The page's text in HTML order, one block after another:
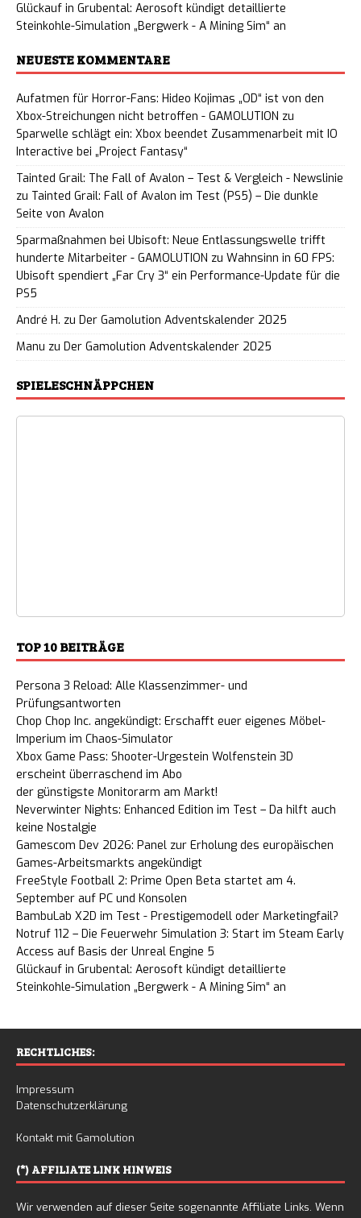
Glückauf in Grubental: Aerosoft kündigt detaillierte
Steinkohle-Simulation „Bergwerk - A Mining Sim“ an
NEUESTE KOMMENTARE
Aufatmen für Horror-Fans: Hideo Kojimas „OD“ ist von den
Xbox-Streichungen nicht betroffen - GAMOLUTION zu
Sparwelle schlägt ein: Xbox beendet Zusammenarbeit mit IO
Interactive bei „Project Fantasy“
Tainted Grail: The Fall of Avalon – Test & Vergleich - Newslinie
zu Tainted Grail: Fall of Avalon im Test (PS5) – Die dunkle
Seite von Avalon
Sparmaßnahmen bei Ubisoft: Neue Entlassungswelle trifft
hunderte Mitarbeiter - GAMOLUTION zu Wahnsinn in 60 FPS:
Ubisoft spendiert „Far Cry 3“ ein Performance-Update für die
PS5
André H. zu Der Gamolution Adventskalender 2025
Manu zu Der Gamolution Adventskalender 2025
SPIELESCHNÄPPCHEN
TOP 10 BEITRÄGE
Persona 3 Reload: Alle Klassenzimmer- und
Prüfungsantworten
Chop Chop Inc. angekündigt: Erschafft euer eigenes Möbel-
Imperium im Chaos-Simulator
Xbox Game Pass: Shooter-Urgestein Wolfenstein 3D
erscheint überraschend im Abo
der günstigste Monitorarm am Markt!
Neverwinter Nights: Enhanced Edition im Test – Da hilft auch
keine Nostalgie
Gamescom Dev 2026: Panel zur Erholung des europäischen
Games-Arbeitsmarkts angekündigt
FreeStyle Football 2: Prime Open Beta startet am 4.
September auf PC und Konsolen
BambuLab X2D im Test - Prestigemodell oder Marketingfail?
Notruf 112 – Die Feuerwehr Simulation 3: Start im Steam Early
Access auf Basis der Unreal Engine 5
Glückauf in Grubental: Aerosoft kündigt detaillierte
Steinkohle-Simulation „Bergwerk - A Mining Sim“ an
RECHTLICHES:
Impressum
Datenschutzerklärung
Kontakt mit Gamolution
(*) AFFILIATE LINK HINWEIS
Wir verwenden auf dieser Seite sogenannte Affiliate Links. Wenn